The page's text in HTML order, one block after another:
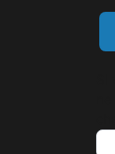
For